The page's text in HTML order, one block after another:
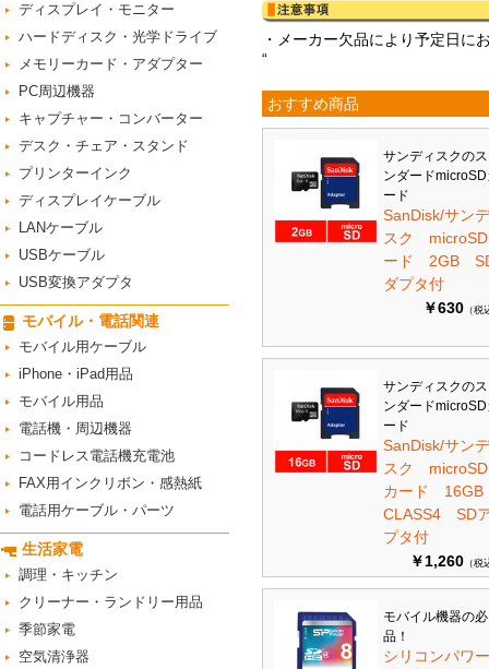
ディスプレイ・モニター
ハードディスク・光学ドライブ
メモリーカード・アダプター
PC周辺機器
キャプチャー・コンバーター
デスク・チェア・スタンド
プリンターインク
ディスプレイケーブル
LANケーブル
USBケーブル
USB変換アダプタ
モバイル・電話関連
モバイル用ケーブル
iPhone・iPad用品
モバイル用品
電話機・周辺機器
コードレス電話機充電池
FAX用インクリボン・感熱紙
電話用ケーブル・パーツ
生活家電
調理・キッチン
クリーナー・ランドリー用品
季節家電
空気清浄器
・メーカー欠品により予定日に
“
おすすめ商品
サンディスクの
ンダード
ード
SanDisk/サン
スク
ード 2GB
ダプタ付
￥630 （税
サンディスクの
ンダード
ード
SanDisk/サン
スク
カード
CLASS4 SD
プタ付
￥1,260 （税
モバイル機器の
品！
シリコンパ